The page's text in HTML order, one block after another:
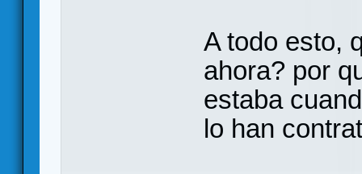
A todo esto,
ahora? por
estaba
lo han